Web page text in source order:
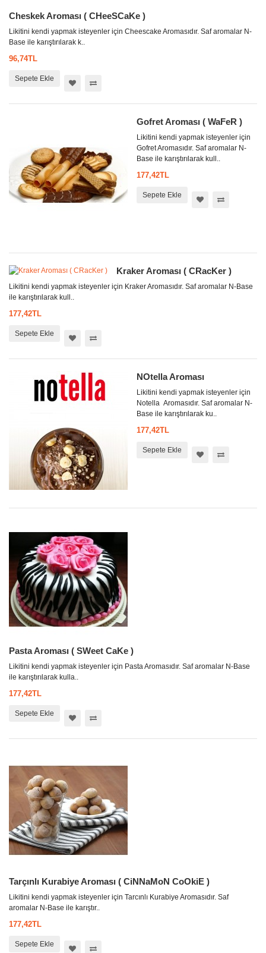
Cheskek Aroması ( CHeeSCaKe )
Likitini kendi yapmak isteyenler için Cheescake Aromasıdır. Saf aromalar N-
Base ile karıştırılarak k..
96,74TL
Sepete Ekle
Gofret Aroması ( WaFeR )
Likitini kendi yapmak isteyenler için
Gofret Aromasıdır. Saf aromalar N-
Base ile karıştırılarak kull..
177,42TL
Sepete Ekle
Kraker Aroması ( CRacKer )
Likitini kendi yapmak isteyenler için Kraker Aromasıdır. Saf aromalar N-Base
ile karıştırılarak kull..
177,42TL
Sepete Ekle
NOtella Aroması
Likitini kendi yapmak isteyenler için
Notella Aromasıdır. Saf aromalar N-
Base ile karıştırılarak ku..
177,42TL
Sepete Ekle
Pasta Aroması ( SWeet CaKe )
Likitini kendi yapmak isteyenler için Pasta Aromasıdır. Saf aromalar N-Base
ile karıştırılarak kulla..
177,42TL
Sepete Ekle
Tarçınlı Kurabiye Aroması ( CiNNaMoN CoOkiE )
Likitini kendi yapmak isteyenler için Tarcınlı Kurabiye Aromasıdır. Saf
aromalar N-Base ile karıştır..
177,42TL
Sepete Ekle